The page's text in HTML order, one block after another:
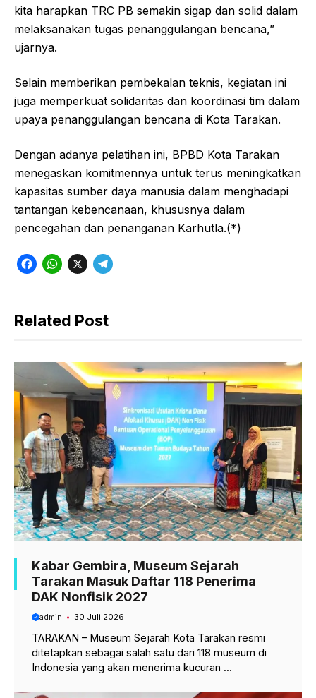
kita harapkan TRC PB semakin sigap dan solid dalam
melaksanakan tugas penanggulangan bencana,”
ujarnya.
Selain memberikan pembekalan teknis, kegiatan ini
juga memperkuat solidaritas dan koordinasi tim dalam
upaya penanggulangan bencana di Kota Tarakan.
Dengan adanya pelatihan ini, BPBD Kota Tarakan
menegaskan komitmennya untuk terus meningkatkan
kapasitas sumber daya manusia dalam menghadapi
tantangan kebencanaan, khususnya dalam
pencegahan dan penanganan Karhutla.(*)
F
e
o
o
k
W
t
A
p
p
X
T
e
r
a
m
Related Post
Kabar Gembira, Museum Sejarah
Tarakan Masuk Daftar 118 Penerima
DAK Nonfisik 2027
admin 30 Juli 2026
TARAKAN – Museum Sejarah Kota Tarakan resmi
ditetapkan sebagai salah satu dari 118 museum di
Indonesia yang akan menerima kucuran ...